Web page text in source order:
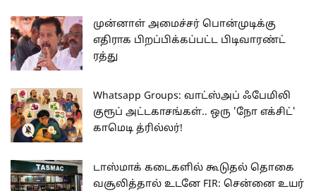
முன்னாள் அமைச்சர் பொன்முடிக்கு
எதிராக பிறப்பிக்கப்பட்ட பிடிவாரண்ட்
ரத்து
Whatsapp Groups: வாட்ஸ்அப் ஃபேமிலி
குரூப் அட்டகாசங்கள்.. ஒரு 'நோ எக்சிட்'
காமெடி த்ரில்லர்!
டாஸ்மாக் கடைகளில் கூடுதல் தொகை
வசூலித்தால் உடனே FIR: சென்னை உயர்